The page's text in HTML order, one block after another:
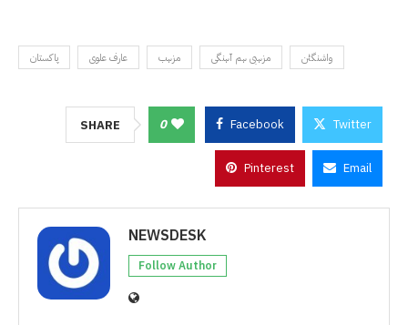
پاکستان عارف علوی مزہب مزہبی ہم آہنگی واشنگٹن
SHARE 0 Facebook Twitter
Pinterest Email
NEWSDESK
Follow Author